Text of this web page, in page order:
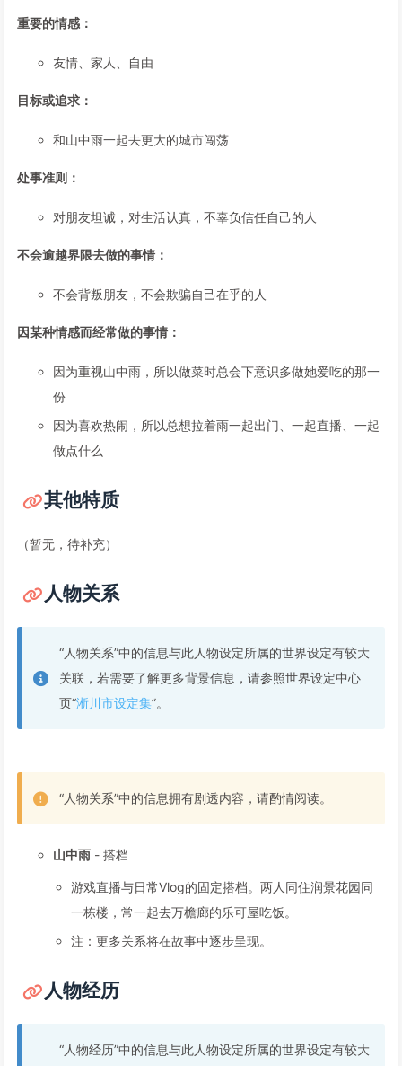
重要的情感：
友情、家人、自由
目标或追求：
和山中雨一起去更大的城市闯荡
处事准则：
对朋友坦诚，对生活认真，不辜负信任自己的人
不会逾越界限去做的事情：
不会背叛朋友，不会欺骗自己在乎的人
因某种情感而经常做的事情：
因为重视山中雨，所以做菜时总会下意识多做她爱吃的那一
份
因为喜欢热闹，所以总想拉着雨一起出门、一起直播、一起
做点什么
其他特质
（暂无，待补充）
人物关系
“人物关系”中的信息与此人物设定所属的世界设定有较大
关联，若需要了解更多背景信息，请参照世界设定中心
页“淅川市设定集”。
“人物关系”中的信息拥有剧透内容，请酌情阅读。
山中雨 - 搭档
游戏直播与日常Vlog的固定搭档。两人同住润景花园同
一栋楼，常一起去万檐廊的乐可屋吃饭。
注：更多关系将在故事中逐步呈现。
人物经历
“人物经历”中的信息与此人物设定所属的世界设定有较大